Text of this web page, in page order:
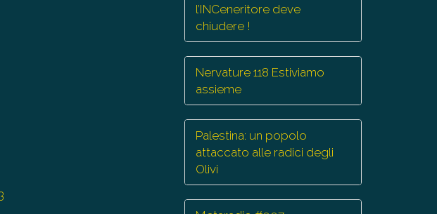
l’INCeneritore deve
chiudere !
Nervature 118 Estiviamo
assieme
Palestina: un popolo
attaccato alle radici degli
Olivi